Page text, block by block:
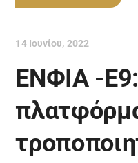
14 Ιουνίου, 2022
ΕΝΦΙΑ -